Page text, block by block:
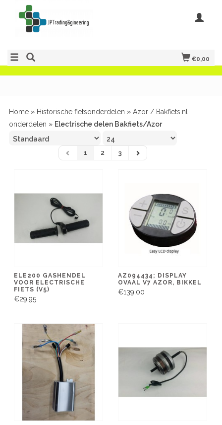
€0,00
Home » Historische fietsonderdelen » Azor / Bakfiets.nl
onderdelen » Electrische delen Bakfiets/Azor
1 2 3
ELE200 GASHENDEL
VOOR ELECTRISCHE
FIETS (V5)
€29,95
AZ094434; DISPLAY
OVAAL V7 AZOR, BIKKEL
€139,00